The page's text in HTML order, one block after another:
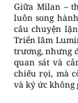
Giữa Milan –
luôn song
câu chuyện
Triển lãm
trương, nhưng
quan sát và
chiếu rọi, mà
và ký ức không